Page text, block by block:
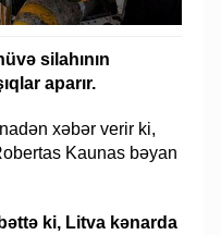
silahının
aparır.
xəbər verir ki,
Kaunas bəyan
ki, Litva kənarda